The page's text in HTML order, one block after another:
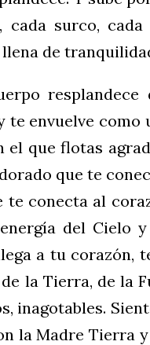
cada surco,
llena de
te envuelve
el que flotas
que te
te conecta al
del Cielo
a tu corazón,
la Tierra, de la
inagotables.
la Madre Tierra